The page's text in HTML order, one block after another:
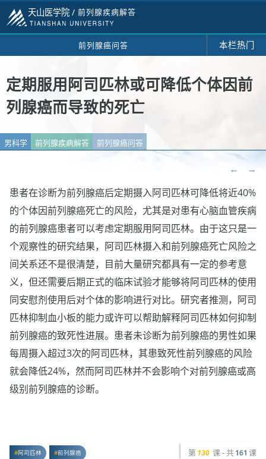
天山医学院 / 前列腺疾病解答
前列腺癌问答 本栏热门
定期服用阿司匹林或可降低个体因前
列腺癌而导致的死亡
男科学 前列腺疾病解答 前列腺癌问答
←
→
患者在诊断为前列腺癌后定期摄入阿司匹林可降低将近40%
的个体因前列腺癌死亡的风险，尤其是对患有心脑血管疾病
的前列腺癌患者可以考虑定期服用阿司匹林。由于这只是一
个观察性的研究结果，阿司匹林摄入和前列腺癌死亡风险之
间关系还不是很清楚，目前大量研究都具有一定的参考意
义，但还需要后期正式的临床试验才能够将阿司匹林的使用
同安慰剂使用后对个体的影响进行对比。研究者推测，阿司
匹林抑制血小板的能力或许可以帮助解释阿司匹林如何抑制
前列腺癌的致死性进展。患者未诊断为前列腺癌的男性如果
每周摄入超过3次的阿司匹林，其患致死性前列腺癌的风险
就会降低24%，然而阿司匹林并不会影响个对前列腺癌或高
级别前列腺癌的诊断。
阿司匹林 前列腺癌 第 130 课 - 共 161 课